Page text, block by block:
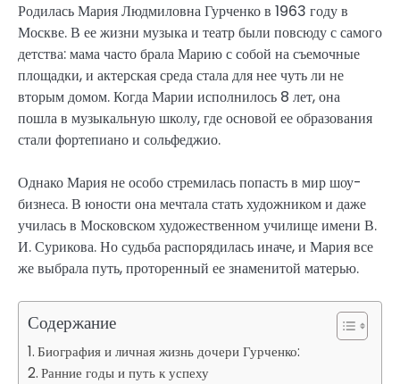
Родилась Мария Людмиловна Гурченко в 1963 году в
Москве. В ее жизни музыка и театр были повсюду с самого
детства: мама часто брала Марию с собой на съемочные
площадки, и актерская среда стала для нее чуть ли не
вторым домом. Когда Марии исполнилось 8 лет, она
пошла в музыкальную школу, где основой ее образования
стали фортепиано и сольфеджио.
Однако Мария не особо стремилась попасть в мир шоу-
бизнеса. В юности она мечтала стать художником и даже
училась в Московском художественном училище имени В.
И. Сурикова. Но судьба распорядилась иначе, и Мария все
же выбрала путь, проторенный ее знаменитой матерью.
Содержание
Биография и личная жизнь дочери Гурченко:
Ранние годы и путь к успеху